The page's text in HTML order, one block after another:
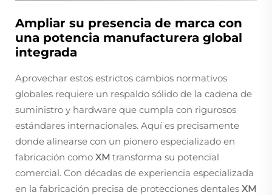
Ampliar su presencia de marca con
una potencia manufacturera global
integrada
Aprovechar estos estrictos cambios normativos
globales requiere un respaldo sólido de la cadena de
suministro y hardware que cumpla con rigurosos
estándares internacionales. Aquí es precisamente
donde alinearse con un pionero especializado en
fabricación como XM transforma su potencial
comercial. Con décadas de experiencia especializada
en la fabricación precisa de protecciones dentales XM